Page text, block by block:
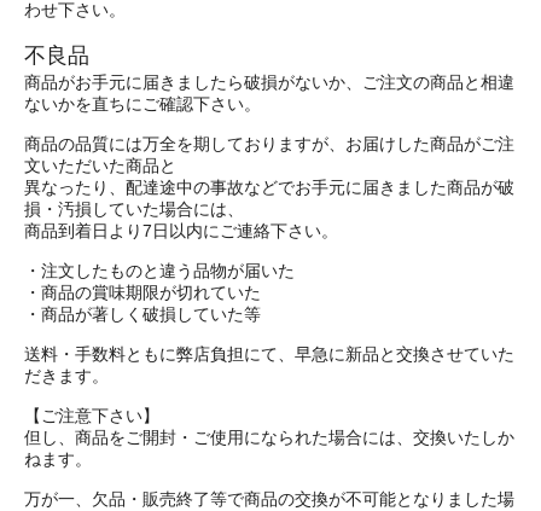
わせ下さい。
不良品
商品がお手元に届きましたら破損がないか、ご注文の商品と相違
ないかを直ちにご確認下さい。
商品の品質には万全を期しておりますが、お届けした商品がご注
文いただいた商品と
異なったり、配達途中の事故などでお手元に届きました商品が破
損・汚損していた場合には、
商品到着日より7日以内にご連絡下さい。
・注文したものと違う品物が届いた
・商品の賞味期限が切れていた
・商品が著しく破損していた等
送料・手数料ともに弊店負担にて、早急に新品と交換させていた
だきます。
【ご注意下さい】
但し、商品をご開封・ご使用になられた場合には、交換いたしか
ねます。
万が一、欠品・販売終了等で商品の交換が不可能となりました場